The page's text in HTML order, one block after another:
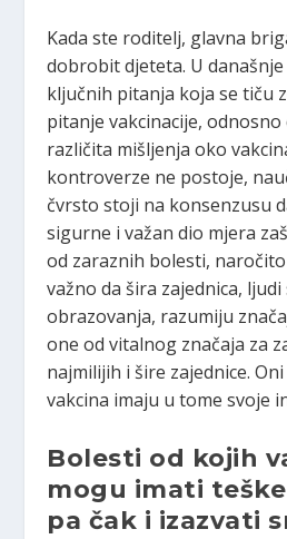
Kada ste roditelj, glavna
dobrobit djeteta. U
ključnih pitanja koja se tiču
pitanje vakcinacije,
različita mišljenja oko
kontroverze ne postoje,
čvrsto stoji na konsenzusu
sigurne i važan dio mjera
od zaraznih bolesti, naročito
važno da šira zajednica,
obrazovanja, razumiju
one od vitalnog značaja za
najmilijih i šire zajednice.
vakcina imaju u tome svoje
Bolesti od kojih
mogu imati
pa čak i izazvati